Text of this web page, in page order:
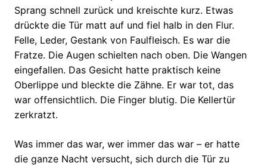
Sprang schnell zurück und kreischte kurz. Etwas
drückte die Tür matt auf und fiel halb in den Flur.
Felle, Leder, Gestank von Faulfleisch. Es war die
Fratze. Die Augen schielten nach oben. Die Wangen
eingefallen. Das Gesicht hatte praktisch keine
Oberlippe und bleckte die Zähne. Er war tot, das
war offensichtlich. Die Finger blutig. Die Kellertür
zerkratzt.
Was immer das war, wer immer das war – er hatte
die ganze Nacht versucht, sich durch die Tür zu